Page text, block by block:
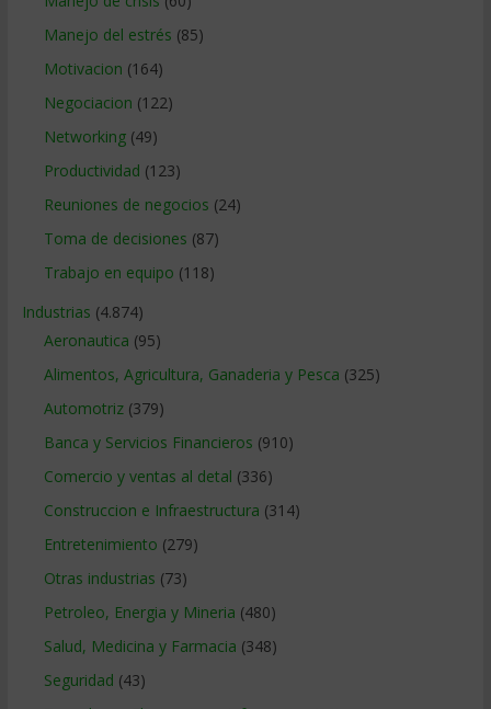
Manejo del estrés (85)
Motivacion (164)
Negociacion (122)
Networking(49)
Productividad (123)
Reuniones de negocios (24)
Toma de decisiones (87)
Trabajo en equipo (118)
Industrias (4.874)
Aeronautica (95)
Alimentos, Agricultura, Ganaderia y Pesca (325)
Automotriz(379)
Banca y Servicios Financieros (910)
Comercio y ventas al detal (336)
Construccion e Infraestructura (314)
Entretenimiento (279)
Otras industrias (73)
Petroleo, Energia y Mineria (480)
Salud, Medicina y Farmacia (348)
Seguridad (43)